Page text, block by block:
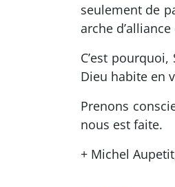
seulement de
arche
C’est
Dieu habite en
Prenons
nous est faite.
+ Michel